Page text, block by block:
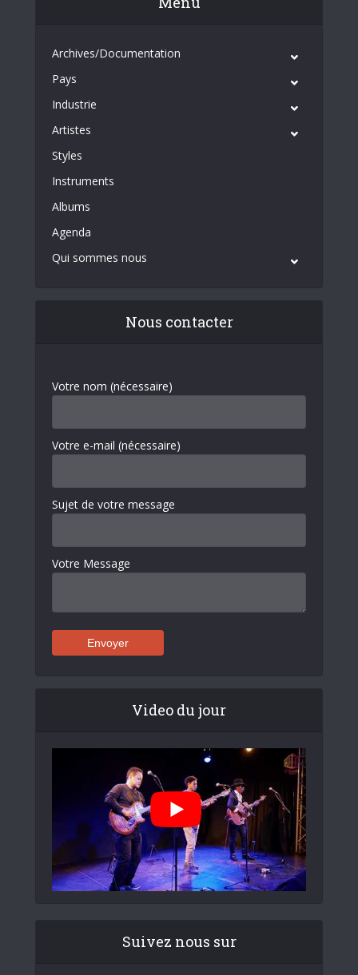
Archives/Documentation
Pays
Industrie
Artistes
Styles
Instruments
Albums
Agenda
Qui sommes nous
Nous contacter
Votre nom (nécessaire)
Votre e-mail (nécessaire)
Sujet de votre message
Votre Message
Video du jour
Suivez nous sur